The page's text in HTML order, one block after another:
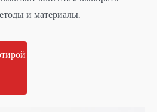
и материалы.